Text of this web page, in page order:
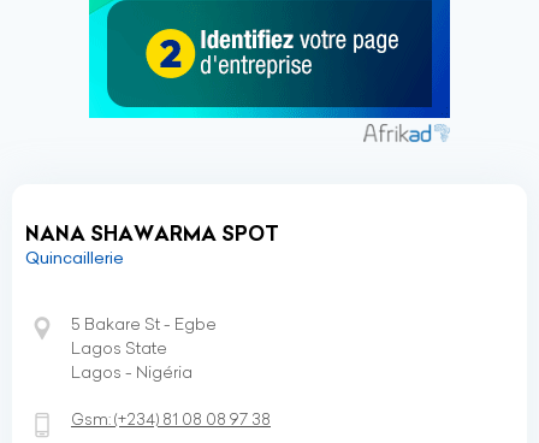
NANA SHAWARMA SPOT
Quincaillerie
5 Bakare St - Egbe
Lagos State
Lagos - Nigéria
Gsm:(+234) 81 08 08 97 38